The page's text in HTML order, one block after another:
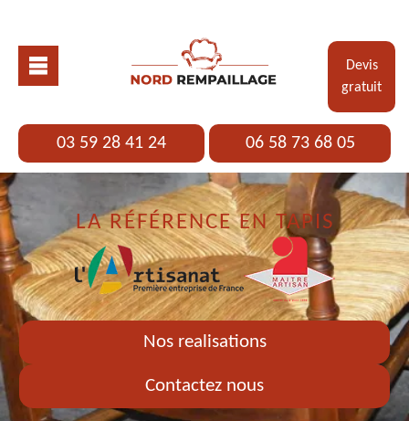
Devis
gratuit
03 59 28 41 24 06 58 73 68 05
LA RÉFÉRENCE EN TAPIS
Nos realisations
Contactez nous